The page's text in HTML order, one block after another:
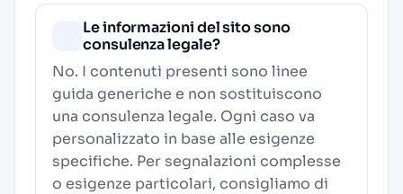
Le informazioni del sito sono
consulenza legale?
No. I contenuti presenti sono linee
guida generiche e non sostituiscono
una consulenza legale. Ogni caso va
personalizzato in base alle esigenze
specifiche. Per segnalazioni complesse
o esigenze particolari, consigliamo di